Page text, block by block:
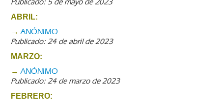
ABRIL:
→ ANÓNIMO
Publicado: 24 de abril de 2023
MARZO:
→ ANÓNIMO
Publicado: 24 de marzo de 2023
FEBRERO: